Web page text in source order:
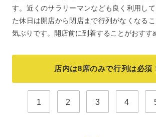
す。近くのサラリーマンなども良く利用し
た休日は開店から閉店まで行列がなくなる
気ぶりです。開店前に到着することがおすす
店内は8席のみで行列は必須
1 2 3 4